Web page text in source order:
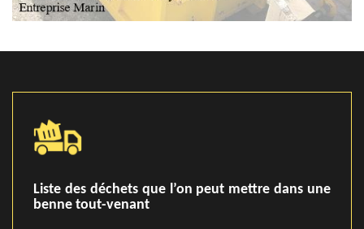
Liste des déchets que l’on peut mettre dans une
benne tout-venant